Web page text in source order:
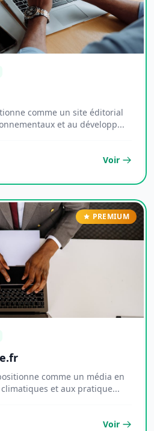
comme un site éditorial
et au développ...
Voir
PREMIUM
comme un média en
et aux pratique...
Voir